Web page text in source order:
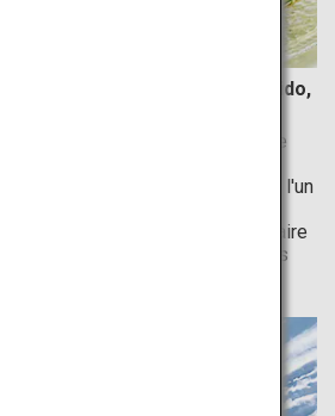
des melons frais d'Hokkaido,
alimentaires de qualité
période vivante et animée, idéale
fruits de saison. Parmi ces
un incontournable. L'été est l'un
pour visiter Hokkaido,
lancer dans un voyage culinaire
le fameux melon Yubari, très